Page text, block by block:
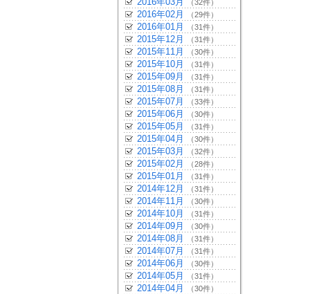
（32件）
2016年02月 （29件）
2016年01月 （31件）
2015年12月 （31件）
2015年11月 （30件）
2015年10月 （31件）
2015年09月 （31件）
2015年08月 （31件）
2015年07月 （33件）
2015年06月 （30件）
2015年05月 （31件）
2015年04月 （30件）
2015年03月 （32件）
2015年02月 （28件）
2015年01月 （31件）
2014年12月 （31件）
2014年11月 （30件）
2014年10月 （31件）
2014年09月 （30件）
2014年08月 （31件）
2014年07月 （31件）
2014年06月 （30件）
2014年05月 （31件）
2014年04月 （30件）